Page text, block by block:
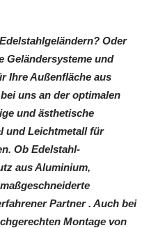
Oder
Geländersysteme und
Ihre Außenfläche aus
uns an der optimalen
und ästhetische
und Leichtmetall für
Ob Edelstahl-
aus Aluminium,
Partner . Auch bei
Montage von